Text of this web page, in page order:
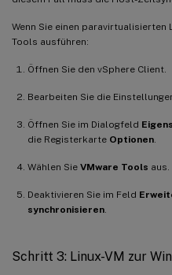
Wenn Sie einen
Tools ausführen:
Öffnen Sie den vSphere Client.
Bearbeiten Sie die
Öffnen Sie im Dialogfeld
die Registerkarte Optionen
Wählen Sie VMware Tools aus.
Deaktivieren Sie im Feld
synchronisieren
Schritt 3: Linux-VM zur